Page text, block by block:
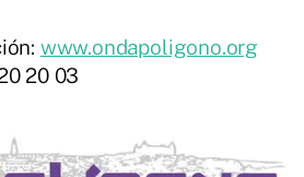
www.ondapoligono.org
20 03